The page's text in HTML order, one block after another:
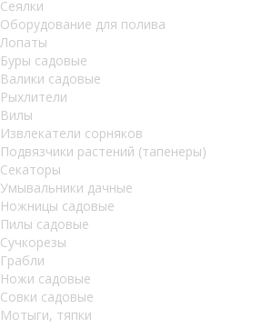
Сеялки
Оборудование для полива
Лопаты
Буры садовые
Валики садовые
Рыхлители
Вилы
Извлекатели сорняков
Подвязчики растений (тапенеры)
Секаторы
Умывальники дачные
Ножницы садовые
Пилы садовые
Сучкорезы
Грабли
Ножи садовые
Совки садовые
Мотыги, тяпки